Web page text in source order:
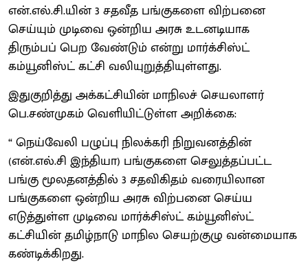
என்.எல்.சி.யின் 3 சதவீத பங்குகளை விற்பனை
செய்யும் முடிவை ஒன்றிய அரசு உடனடியாக
திரும்பப் பெற வேண்டும் என்று மார்க்சிஸ்ட்
கம்யூனிஸ்ட் கட்சி வலியுறுத்தியுள்ளது.
இதுகுறித்து அக்கட்சியின் மாநிலச் செயலாளர்
பெ.சண்முகம் வெளியிட்டுள்ள அறிக்கை:
“ நெய்வேலி பழுப்பு நிலக்கரி நிறுவனத்தின்
(என்.எல்.சி இந்தியா) பங்குகளை செலுத்தப்பட்ட
பங்கு மூலதனத்தில் 3 சதவிகிதம் வரையிலான
பங்குகளை ஒன்றிய அரசு விற்பனை செய்ய
எடுத்துள்ள முடிவை மார்க்சிஸ்ட் கம்யூனிஸ்ட்
கட்சியின் தமிழ்நாடு மாநில செயற்குழு வன்மையாக
கண்டிக்கிறது.